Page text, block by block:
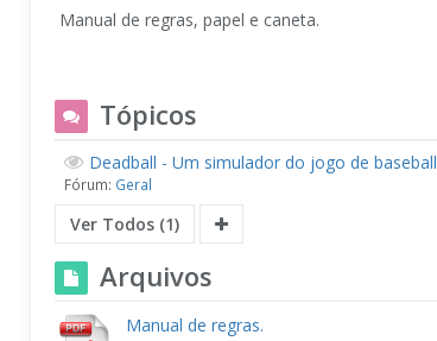
Manual de regras, papel e caneta.
Tópicos
Deadball - Um simulador do jogo de baseball
Fórum: Geral
Ver Todos (1)
Arquivos
Manual de regras.